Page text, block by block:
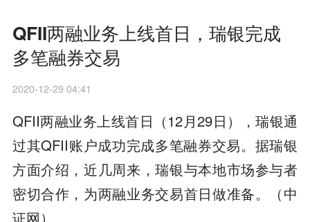
QFII两融业务上线首日，瑞银完成
多笔融券交易
2020-12-29 04:41
QFII两融业务上线首日（12月29日），瑞银通
过其QFII账户成功完成多笔融券交易。据瑞银
方面介绍，近几周来，瑞银与本地市场参与者
密切合作，为两融业务交易首日做准备。（中
证网）